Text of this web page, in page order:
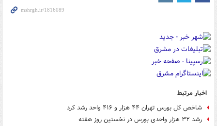
اخبار مرتبط
شاخص کل بورس تهران ۴۴ هزار و ۴۱۶ واحد رشد کرد
رشد ۳۲ هزار واحدی بورس در نخستین روز هفته